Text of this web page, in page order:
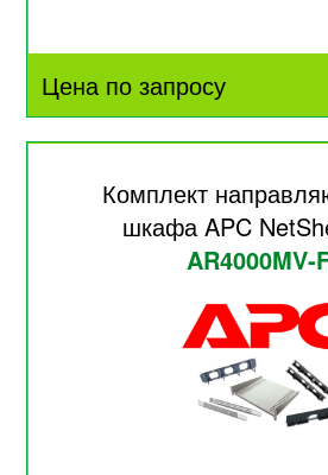
Цена по запросу
Комплект
шкафа APC
AR4000MV-